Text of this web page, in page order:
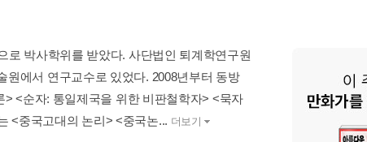
로 박사학위를 받았다. 사단법인 퇴계학연구원
에서 연구교수로 있었다. 2008년부터 동방
<순자: 통일제국을 위한 비판철학자> <묵자
<중국고대의 논리> <중국논... 더보기